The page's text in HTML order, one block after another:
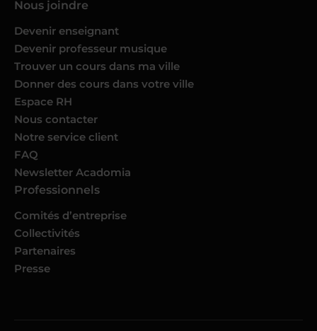
Nous joindre
Devenir enseignant
Devenir professeur musique
Trouver un cours dans ma ville
Donner des cours dans votre ville
Espace RH
Nous contacter
Notre service client
FAQ
Newsletter Acadomia
Professionnels
Comités d’entreprise
Collectivités
Partenaires
Presse